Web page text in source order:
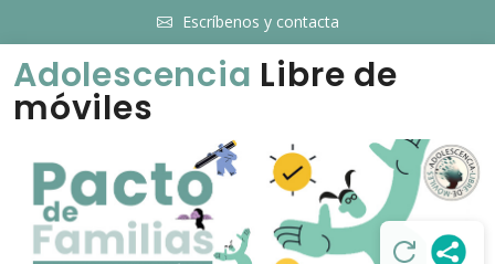
Escríbenos y contacta
Adolescencia Libre de
móviles